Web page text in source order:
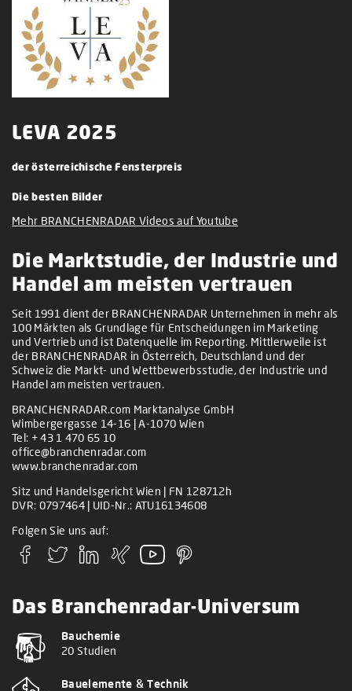
LEVA 2025
der österreichische Fensterpreis
Die besten Bilder
Mehr BRANCHENRADAR Videos auf Youtube
Die Marktstudie, der Industrie und
Handel am meisten vertrauen
Seit 1991 dient der BRANCHENRADAR Unternehmen in mehr als
100 Märkten als Grundlage für Entscheidungen im Marketing
und Vertrieb und ist Datenquelle im Reporting. Mittlerweile ist
der BRANCHENRADAR in Österreich, Deutschland und der
Schweiz die Markt- und Wettbewerbsstudie, der Industrie und
Handel am meisten vertrauen.
BRANCHENRADAR.com Marktanalyse GmbH
Wimbergergasse 14-16 | A-1070 Wien
Tel: + 43 1 470 65 10
office@branchenradar.com
www.branchenradar.com
Sitz und Handelsgericht Wien | FN 128712h
DVR: 0797464 | UID-Nr.: ATU16134608
Folgen Sie uns auf:
Das Branchenradar-Universum
Bauchemie
20 Studien
Bauelemente & Technik